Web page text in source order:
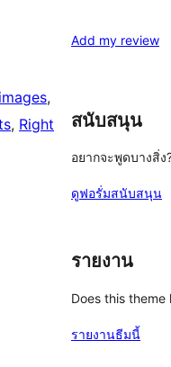
, Right
Add my review
สนับสนุน
อยากจะพูดบางสิ่ง
ดูฟอรั่มสนับสนุน
รายงาน
Does this theme
รายงานธีมนี้